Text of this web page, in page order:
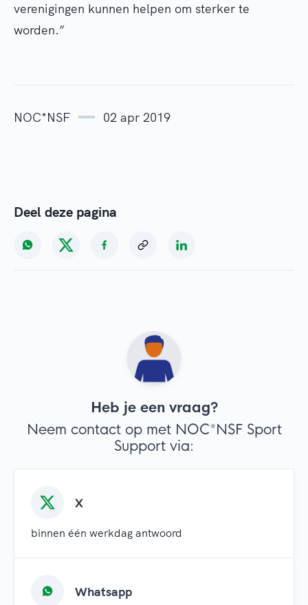
verenigingen kunnen helpen om sterker te
worden.”
NOC*NSF 02 apr 2019
Deel deze pagina
Heb je een vraag?
Neem contact op met NOC*NSF Sport
Support via:
X
binnen één werkdag antwoord
Whatsapp